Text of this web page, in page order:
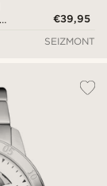
€39,95
SEIZMONT